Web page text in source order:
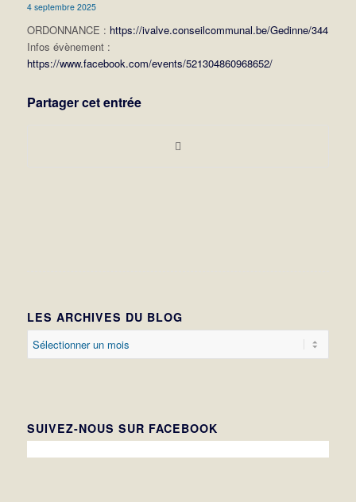
4 septembre 2025
ORDONNANCE : https://ivalve.conseilcommunal.be/Gedinne/344
Infos évènement :
https://www.facebook.com/events/521304860968652/
Partager cet entrée
LES ARCHIVES DU BLOG
SUIVEZ-NOUS SUR FACEBOOK